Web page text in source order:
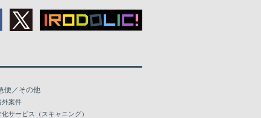
便／その他
外案件
サービス（スキャニング）